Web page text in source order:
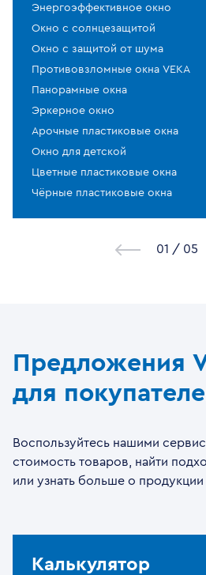
Энергоэффективное окно
Окно с солнцезащитой
Окно с защитой от шума
Противовзломные окна VEKA
Панорамные окна
Эркерное окно
Арочные пластиковые окна
Окно для детской
Цветные пластиковые окна
Чёрные пластиковые окна
1 / 5
Предложения
для
Воспользуйтесь нашими
стоимость товаров, найти
или узнать больше о
Калькулятор